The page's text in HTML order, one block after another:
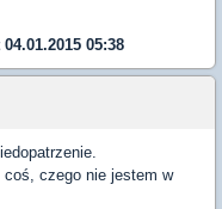
05:38
coś, czego nie jestem w